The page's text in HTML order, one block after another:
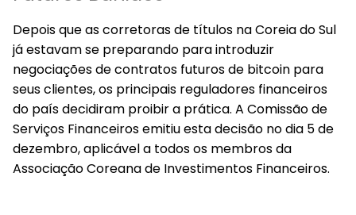
Depois que as corretoras de títulos na Coreia do Sul
já estavam se preparando para introduzir
negociações de contratos futuros de bitcoin para
seus clientes, os principais reguladores financeiros
do país decidiram proibir a prática. A Comissão de
Serviços Financeiros emitiu esta decisão no dia 5 de
dezembro, aplicável a todos os membros da
Associação Coreana de Investimentos Financeiros.